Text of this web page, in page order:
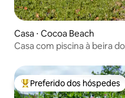
Casa ⋅ Cocoa Beach
Casa com piscina à beira
Entre os melhores
Preferido dos hóspedes